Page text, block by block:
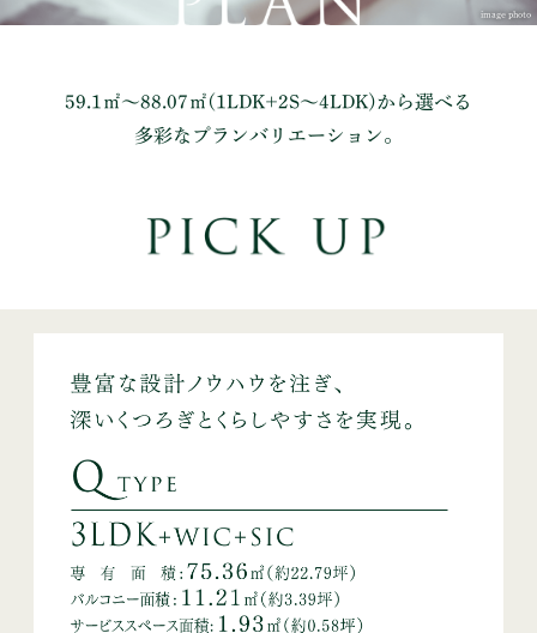
image photo
59.1㎡〜88.07㎡(1LDK+2S〜4LDK)から選べる
多彩なプランバリエーション。